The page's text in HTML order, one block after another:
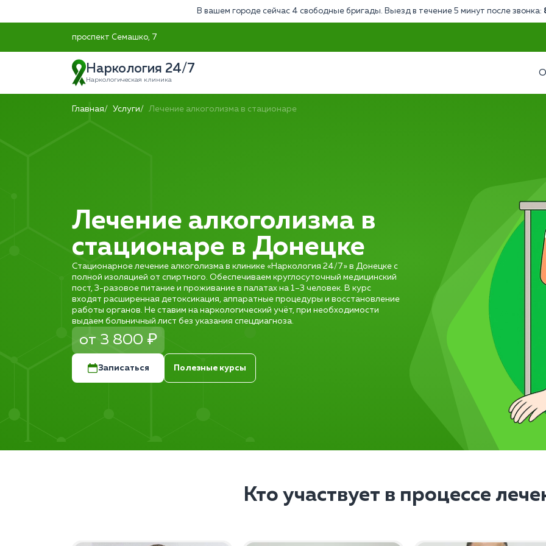
В вашем городе сейчас 4 свободные бригады. Выезд в течение 5 минут после звонка:
проспект Семашко, 7
Наркология 24/7
Наркологическая клиника
О
Главная Услуги Лечение алкоголизма в стационаре
Лечение алкоголизма в
стационаре в Донецке
Стационарное лечение алкоголизма в клинике «Наркология 24/7» в Донецке с
полной изоляцией от спиртного. Обеспечиваем круглосуточный медицинский
пост, 3-разовое питание и проживание в палатах на 1–3 человек. В курс
входят расширенная детоксикация, аппаратные процедуры и восстановление
работы органов. Не ставим на наркологический учёт, при необходимости
выдаем больничный лист без указания спецдиагноза.
от 3 800 ₽
Записаться Полезные курсы
Кто участвует в процессе